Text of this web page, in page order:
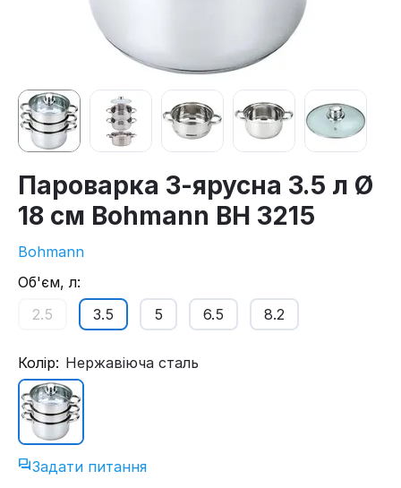
Пароварка 3-ярусна 3.5 л Ø
18 см Bohmann BH 3215
Bohmann
Об'єм, л:
2.5
3.5 5 6.5 8.2
Колір: Нержавіюча сталь
Задати питання